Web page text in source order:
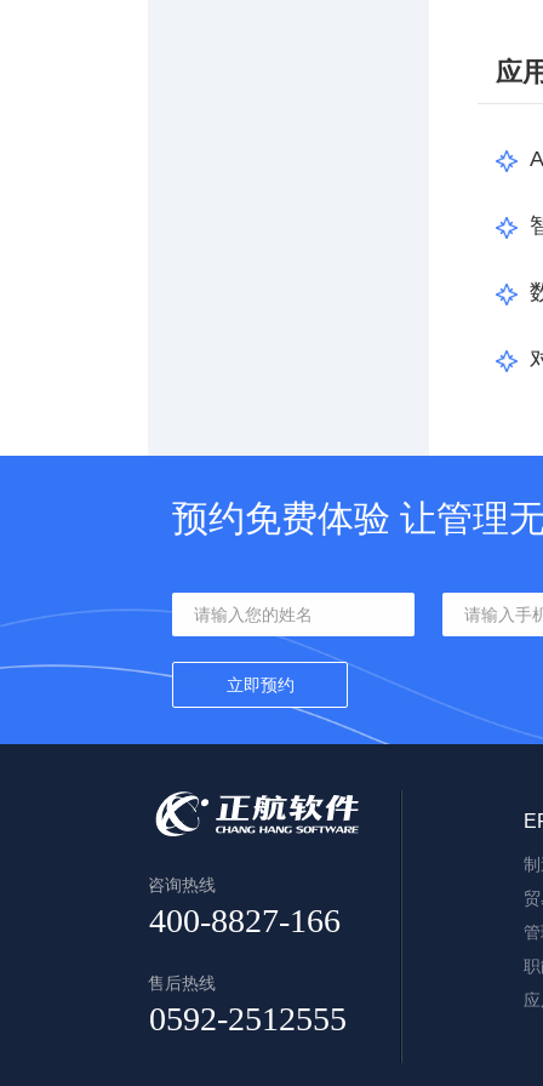
应
预约免费体验 让管理
咨询热线
售后热线